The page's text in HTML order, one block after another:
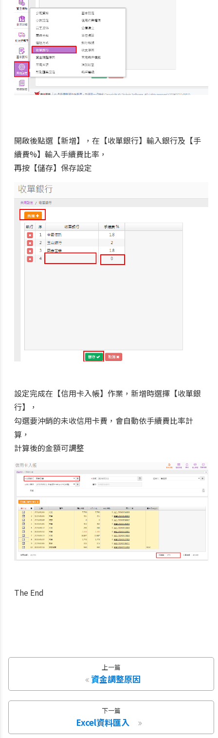
開啟後點選【新增】，在【收單銀行】輸入銀行及【手
續費%】輸入手續費比率，
再按【儲存】保存設定
設定完成在【信用卡入帳】作業，新增時選擇【收單銀
行】，
勾選要沖銷的未收信用卡費，會自動依手續費比率計
算，
計算後的金額可調整
The End
上一篇
資金調整原因
下一篇
Excel資料匯入